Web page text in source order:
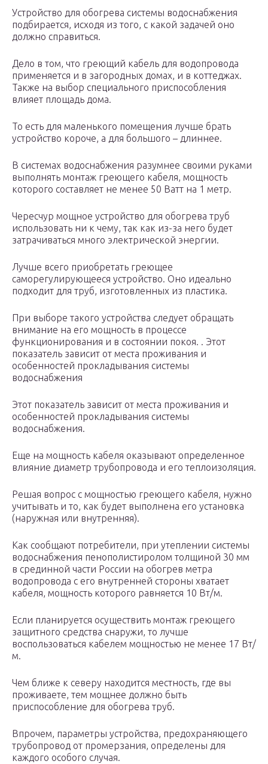
Устройство для обогрева системы водоснабжения
подбирается, исходя из того, с какой задачей оно
должно справиться.
Дело в том, что греющий кабель для водопровода
применяется и в загородных домах, и в коттеджах.
Также на выбор специального приспособления
влияет площадь дома.
То есть для маленького помещения лучше брать
устройство короче, а для большого – длиннее.
В системах водоснабжения разумнее своими руками
выполнять монтаж греющего кабеля, мощность
которого составляет не менее 50 Ватт на 1 метр.
Чересчур мощное устройство для обогрева труб
использовать ни к чему, так как из-за него будет
затрачиваться много электрической энергии.
Лучше всего приобретать греющее
саморегулирующееся устройство. Оно идеально
подходит для труб, изготовленных из пластика.
При выборе такого устройства следует обращать
внимание на его мощность в процессе
функционирования и в состоянии покоя. . Этот
показатель зависит от места проживания и
особенностей прокладывания системы
водоснабжения
Этот показатель зависит от места проживания и
особенностей прокладывания системы
водоснабжения.
Еще на мощность кабеля оказывают определенное
влияние диаметр трубопровода и его теплоизоляция.
Решая вопрос с мощностью греющего кабеля, нужно
учитывать и то, как будет выполнена его установка
(наружная или внутренняя).
Как сообщают потребители, при утеплении системы
водоснабжения пенополистиролом толщиной 30 мм
в срединной части России на обогрев метра
водопровода с его внутренней стороны хватает
кабеля, мощность которого равняется 10 Вт/м.
Если планируется осуществить монтаж греющего
защитного средства снаружи, то лучше
воспользоваться кабелем мощностью не менее 17 Вт/
м.
Чем ближе к северу находится местность, где вы
проживаете, тем мощнее должно быть
приспособление для обогрева труб.
Впрочем, параметры устройства, предохраняющего
трубопровод от промерзания, определены для
каждого особого случая.